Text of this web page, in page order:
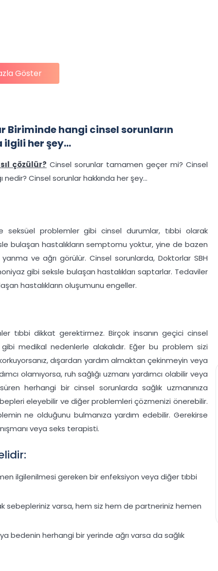
Göster
Biriminde hangi cinsel sorunların
her şey...
çözülür? Cinsel sorunlar tamamen geçer mi? Cinsel
nedir? Cinsel sorunlar hakkında her şey...
seksüel problemler gibi cinsel durumlar, tıbbi olarak
bulaşan hastalıkların semptomu yoktur, yine de bazen
ve ağrı görülür. Cinsel sorunlarda, Doktorlar SBH
gibi seksle bulaşan hastalıkları saptarlar. Tedaviler
hastalıkların oluşumunu engeller.
tıbbi dikkat gerektirmez. Birçok insanın geçici cinsel
medikal nedenlerle alakalıdır. Eğer bu problem sizi
dışardan yardım almaktan çekinmeyin veya
olamıyorsa, ruh sağlığı uzmanı yardımcı olabilir veya
herhangi bir cinsel sorunlarda sağlık uzmanınıza
eleyebilir ve diğer problemleri çözmenizi önerebilir.
ne olduğunu bulmanıza yardım edebilir. Gerekirse
veya seks terapisti.
ilgilenilmesi gereken bir enfeksiyon veya diğer tıbbi
sebepleriniz varsa, hem siz hem de partneriniz hemen
bedenin herhangi bir yerinde ağrı varsa da sağlık